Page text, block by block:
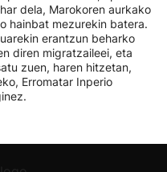
dela, Marokoren aurkako
hainbat mezurekin batera.
erantzun beharko
diren migratzaileei, eta
zuen, haren hitzetan,
Erromatar Inperio